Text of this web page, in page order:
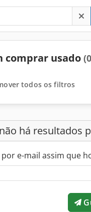
comprar usado
todos os filtros
há resultados
e-mail assim que